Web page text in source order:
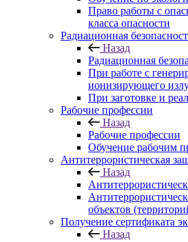
Право работы с
класса опасности
Радиационная
Назад
Радиационная
При работе с
ионизирующего
При заготовке и
Рабочие профессии
Назад
Рабочие профессии
Обучение рабочим
Антитеррористическая
Назад
объектов
Получение сертификата
Назад